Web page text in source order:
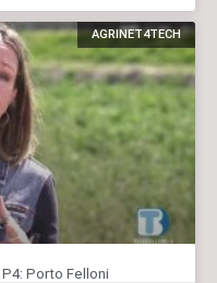
AGRINET4TECH
Porto Felloni